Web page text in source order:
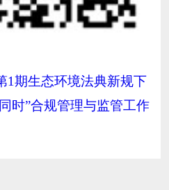
1期生态环境法典新规下
时”合规管理与监管工作